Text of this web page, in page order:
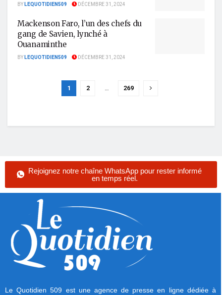
BYLEQUOTIDIEN509 DÉCEMBRE 31, 2024
Mackenson Faro, l’un des chefs du
gang de Savien, lynché à
Ouanaminthe
BYLEQUOTIDIEN509 DÉCEMBRE 31, 2024
1 2 … 269
Rejoignez notre chaîne WhatsApp pour rester informé
en temps réel.
Le Quotidien 509 est une agence de presse en ligne dédiée à